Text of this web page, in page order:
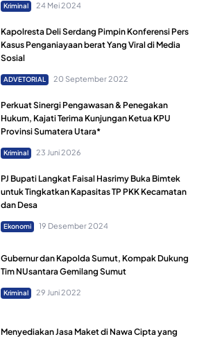
Kriminal 24 Mei 2024
Kapolresta Deli Serdang Pimpin Konferensi Pers
Kasus Penganiayaan berat Yang Viral di Media
Sosial
ADVETORIAL 20 September 2022
Perkuat Sinergi Pengawasan & Penegakan
Hukum, Kajati Terima Kunjungan Ketua KPU
Provinsi Sumatera Utara*
Kriminal 23 Juni 2026
PJ Bupati Langkat Faisal Hasrimy Buka Bimtek
untuk Tingkatkan Kapasitas TP PKK Kecamatan
dan Desa
Ekonomi 19 Desember 2024
Gubernur dan Kapolda Sumut, Kompak Dukung
Tim NUsantara Gemilang Sumut
Kriminal 29 Juni 2022
Menyediakan Jasa Maket di Nawa Cipta yang